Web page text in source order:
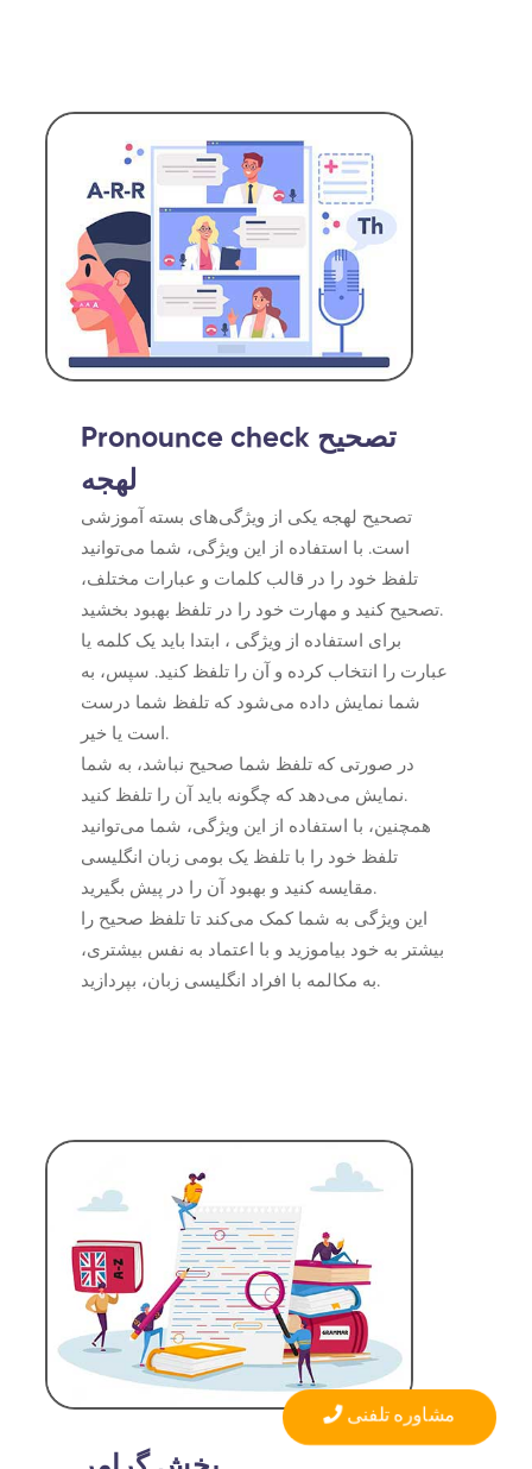
Pronounce check تصحیح
لهجه
تصحیح لهجه یکی از ویژگی‌های بسته آموزشی
است. با استفاده از این ویژگی، شما می‌توانید
تلفظ خود را در قالب کلمات و عبارات مختلف،
تصحیح کنید و مهارت خود را در تلفظ بهبود بخشید.
برای استفاده از ویژگی ، ابتدا باید یک کلمه یا
عبارت را انتخاب کرده و آن را تلفظ کنید. سپس، به
شما نمایش داده می‌شود که تلفظ شما درست
است یا خیر.
در صورتی که تلفظ شما صحیح نباشد، به شما
نمایش می‌دهد که چگونه باید آن را تلفظ کنید.
همچنین، با استفاده از این ویژگی، شما می‌توانید
تلفظ خود را با تلفظ یک بومی زبان انگلیسی
مقایسه کنید و بهبود آن را در پیش بگیرید.
این ویژگی به شما کمک می‌کند تا تلفظ صحیح را
بیشتر به خود بیاموزید و با اعتماد به نفس بیشتری،
به مکالمه با افراد انگلیسی زبان، بپردازید.
مشاوره تلفنی